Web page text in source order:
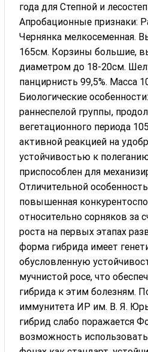
года для Степной и
Апробационные признаки:
Чернянка мелкосеменная.
165см. Корзины большие,
диаметром до 18-20см.
панцирнисть 99,5%. Масса
Биологические
раннеспелой группы,
вегетационного периода
активной реакцией на
устойчивостью к
приспособлен для
Отличительной
повышенная
относительно сорняков за
роста на первых этапах
форма гибрида имеет
обусловленную
мучнистой росе, что
гибрида к этим болезням.
иммунитета ИР им. В. Я.
гибрид слабо поражается
возможность